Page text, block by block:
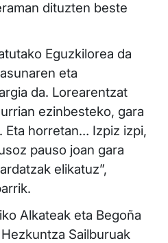
dituzten beste
Eguzkilorea da
eta
da. Lorearentzat
ezinbesteko, gara
Eta horretan… Izpiz izpi,
pauso joan gara
elikatuz”,
Alkateak eta Begoña
Sailburuak